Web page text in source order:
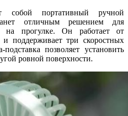
собой портативный ручной
отличным решением для
на прогулке. Он работает от
и поддерживает три скоростных
позволяет установить
ровной поверхности.